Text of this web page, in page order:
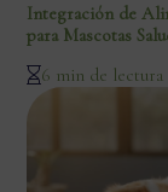
Integración de
para Mascotas
6 min de lectura